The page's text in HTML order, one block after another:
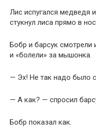
Лис испугался медведя
стукнул лиса прямо в
Бобр и барсук смотрели
и «болели» за мышонка.
— Эх! Не так надо было
— А как? — спросил
Бобр показал как.